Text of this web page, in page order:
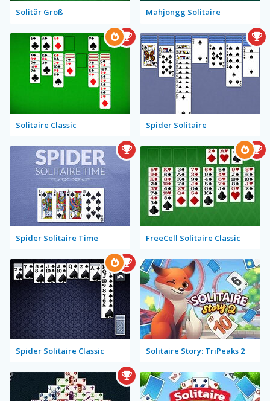
Solitär Groß Mahjongg Solitaire
Solitaire Classic Spider Solitaire
Spider Solitaire Time FreeCell Solitaire Classic
Spider Solitaire Classic Solitaire Story: TriPeaks 2